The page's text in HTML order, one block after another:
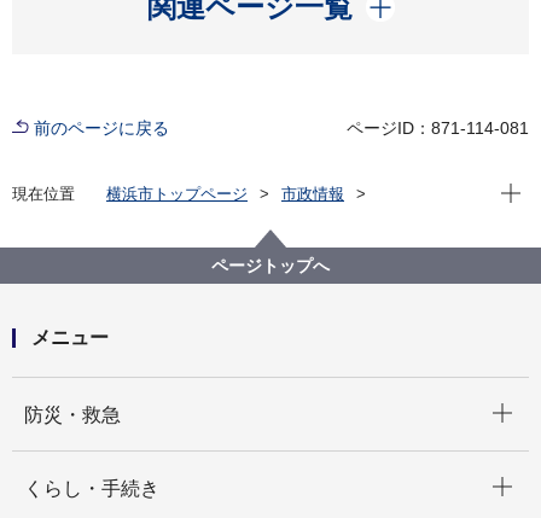
関連ページ一覧
前のページに戻る ページID：871-114-081
現在位置 横浜市トップページ
市政情報
横浜市統計書
横浜市統計書 第20章 選挙、議会及び市職員
現在
ページトップへ
メニュー
防災・救急
くらし・手続き